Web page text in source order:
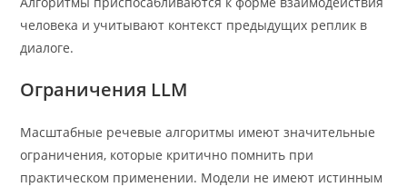
человека и учитывают контекст предыдущих реплик в
диалоге.
Ограничения LLM
Масштабные речевые алгоритмы имеют значительные
ограничения, которые критично помнить при
практическом применении. Модели не имеют истинным